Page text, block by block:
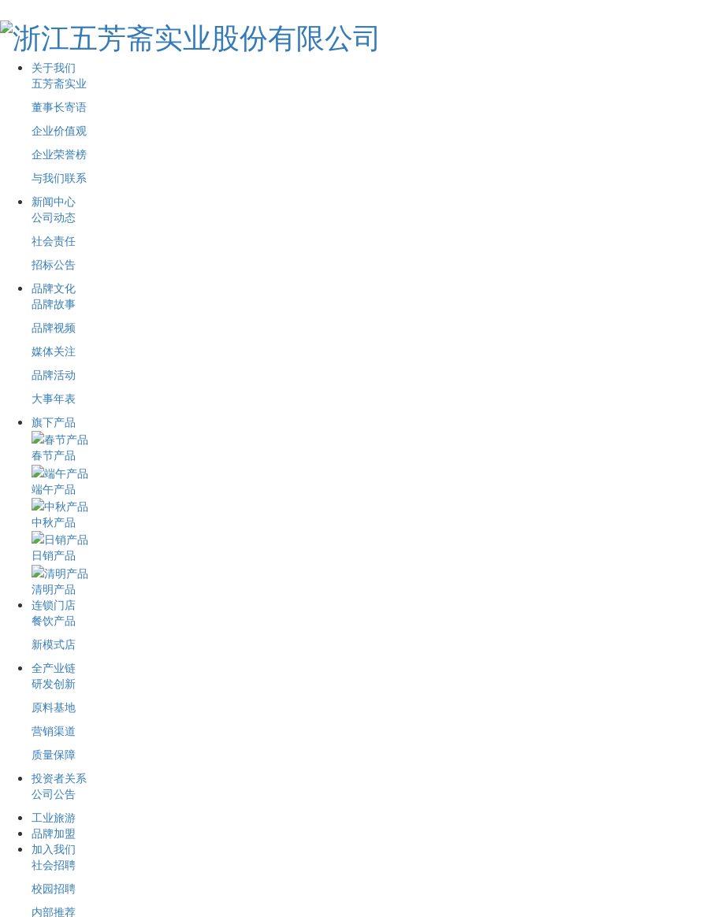
关于我们
五芳斋实业
董事长寄语
企业价值观
企业荣誉榜
与我们联系
新闻中心
公司动态
社会责任
招标公告
品牌文化
品牌故事
品牌视频
媒体关注
品牌活动
大事年表
旗下产品
春节产品
端午产品
中秋产品
日销产品
清明产品
连锁门店
餐饮产品
新模式店
全产业链
研发创新
原料基地
营销渠道
质量保障
投资者关系
公司公告
工业旅游
品牌加盟
加入我们
社会招聘
校园招聘
内部推荐